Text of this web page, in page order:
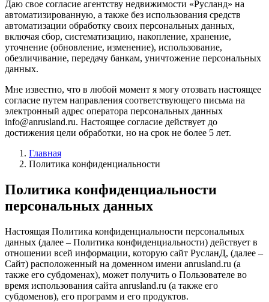
Даю свое согласие агентству недвижимости «Русланд» на
автоматизированную, а также без использования средств
автоматизации обработку своих персональных данных,
включая сбор, систематизацию, накопление, хранение,
уточнение (обновление, изменение), использование,
обезличивание, передачу банкам, уничтожение персональных
данных.
Мне известно, что в любой момент я могу отозвать настоящее
согласие путем направления соответствующего письма на
электронный адрес оператора персональных данных
info@anrusland.ru. Настоящее согласие действует до
достижения цели обработки, но на срок не более 5 лет.
Главная
Политика конфиденциальности
Политика конфиденциальности
персональных данных
Настоящая Политика конфиденциальности персональных
данных (далее – Политика конфиденциальности) действует в
отношении всей информации, которую сайт РусланД, (далее –
Сайт) расположенный на доменном имени anrusland.ru (а
также его субдоменах), может получить о Пользователе во
время использования сайта anrusland.ru (а также его
субдоменов), его программ и его продуктов.